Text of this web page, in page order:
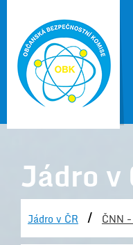
Jádro v
Jádro v ČR / ČNN